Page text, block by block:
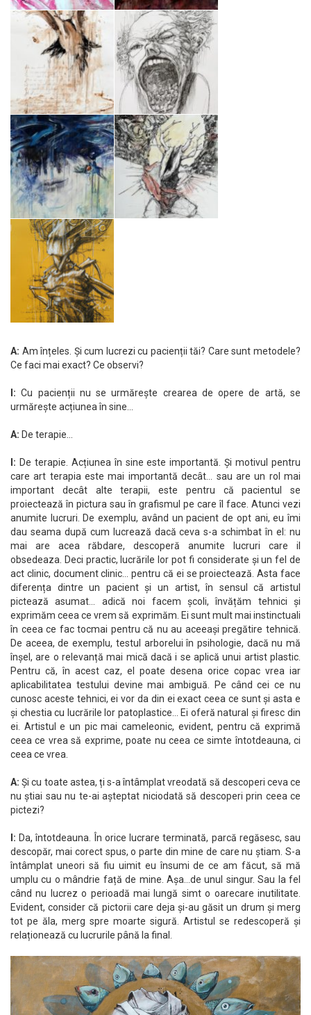
A: Am înțeles. Și cum lucrezi cu pacienții tăi? Care sunt metodele?
Ce faci mai exact? Ce observi?
I: Cu pacienții nu se urmărește crearea de opere de artă, se
urmărește acțiunea în sine…
A: De terapie…
I: De terapie. Acțiunea în sine este importantă. Și motivul pentru
care art terapia este mai importantă decât… sau are un rol mai
important decât alte terapii, este pentru că pacientul se
proiectează în pictura sau în grafismul pe care îl face. Atunci vezi
anumite lucruri. De exemplu, având un pacient de opt ani, eu îmi
dau seama după cum lucrează dacă ceva s-a schimbat în el: nu
mai are acea răbdare, descoperă anumite lucruri care il
obsedeaza. Deci practic, lucrările lor pot fi considerate și un fel de
act clinic, document clinic… pentru că ei se proiectează. Asta face
diferența dintre un pacient și un artist, în sensul că artistul
pictează asumat… adică noi facem școli, învățăm tehnici și
exprimăm ceea ce vrem să exprimăm. Ei sunt mult mai instinctuali
în ceea ce fac tocmai pentru că nu au aceeași pregătire tehnică.
De aceea, de exemplu, testul arborelui în psihologie, dacă nu mă
înșel, are o relevanță mai mică dacă i se aplică unui artist plastic.
Pentru că, în acest caz, el poate desena orice copac vrea iar
aplicabilitatea testului devine mai ambiguă. Pe când cei ce nu
cunosc aceste tehnici, ei vor da din ei exact ceea ce sunt și asta e
și chestia cu lucrările lor patoplastice… Ei oferă natural și firesc din
ei. Artistul e un pic mai cameleonic, evident, pentru că exprimă
ceea ce vrea să exprime, poate nu ceea ce simte întotdeauna, ci
ceea ce vrea.
A: Și cu toate astea, ți s-a întâmplat vreodată să descoperi ceva ce
nu știai sau nu te-ai așteptat niciodată să descoperi prin ceea ce
pictezi?
I: Da, întotdeauna. În orice lucrare terminată, parcă regăsesc, sau
descopăr, mai corect spus, o parte din mine de care nu știam. S-a
întâmplat uneori să fiu uimit eu însumi de ce am făcut, să mă
umplu cu o mândrie față de mine. Așa…de unul singur. Sau la fel
când nu lucrez o perioadă mai lungă simt o oarecare inutilitate.
Evident, consider că pictorii care deja și-au găsit un drum și merg
tot pe ăla, merg spre moarte sigură. Artistul se redescoperă și
relaționează cu lucrurile până la final.